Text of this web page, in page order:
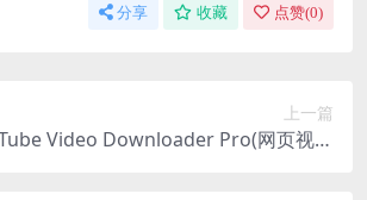
分享 收藏 点赞(0)
上一篇
Video Downloader Pro(网页视频